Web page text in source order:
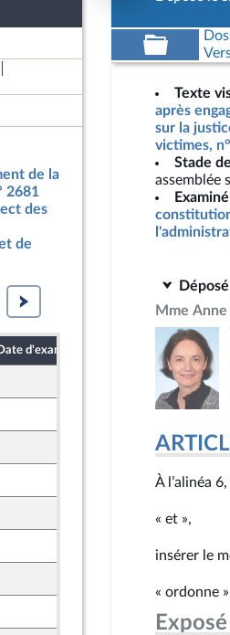
de la
2681
des
de
d'examen Date de dépôt
Texte
après
sur la
victimes,
Stade
assemblée
Mme
À l’alinéa
« et »,
insérer le
« ordonne